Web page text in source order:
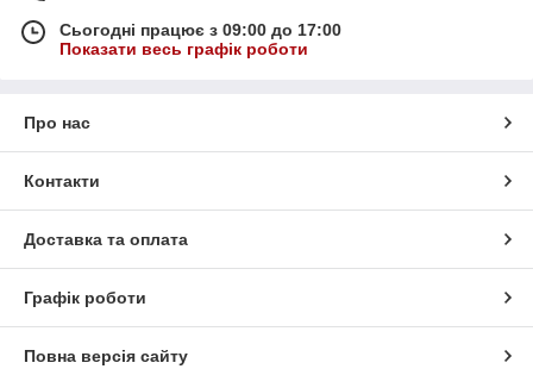
Сьогодні працює з 09:00 до 17:00
Показати весь графік роботи
Про нас
Контакти
Доставка та оплата
Графік роботи
Повна версія сайту